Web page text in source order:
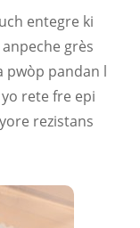
entegre ki
grès
pwòp pandan l
rete fre epi
rezistans